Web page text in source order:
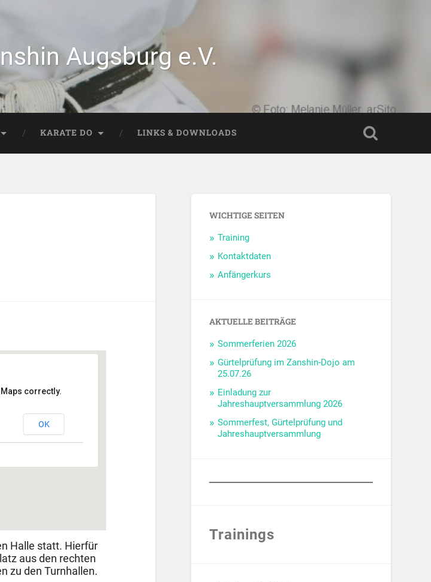
Augsburg e.V.
KARATE DO LINKS & DOWNLOADS
correctly.
OK
Halle statt. Hierfür
aus den rechten
zu den Turnhallen.
WICHTIGE SEITEN
Training
Kontaktdaten
Anfängerkurs
AKTUELLE BEITRÄGE
Sommerferien 2026
Gürtelprüfung im Zanshin-Dojo am
25.07.26
Einladung zur
Jahreshauptversammlung 2026
Sommerfest, Gürtelprüfung und
Jahreshauptversammlung
Trainings